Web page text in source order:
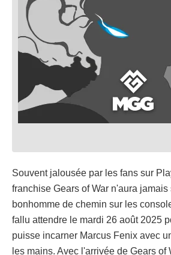
Souvent jalousée par les fans sur
franchise Gears of War n'aura jamais
bonhomme de chemin sur les
fallu attendre le mardi 26 août 2025
puisse incarner Marcus Fenix avec
les mains. Avec l'arrivée de Gears of